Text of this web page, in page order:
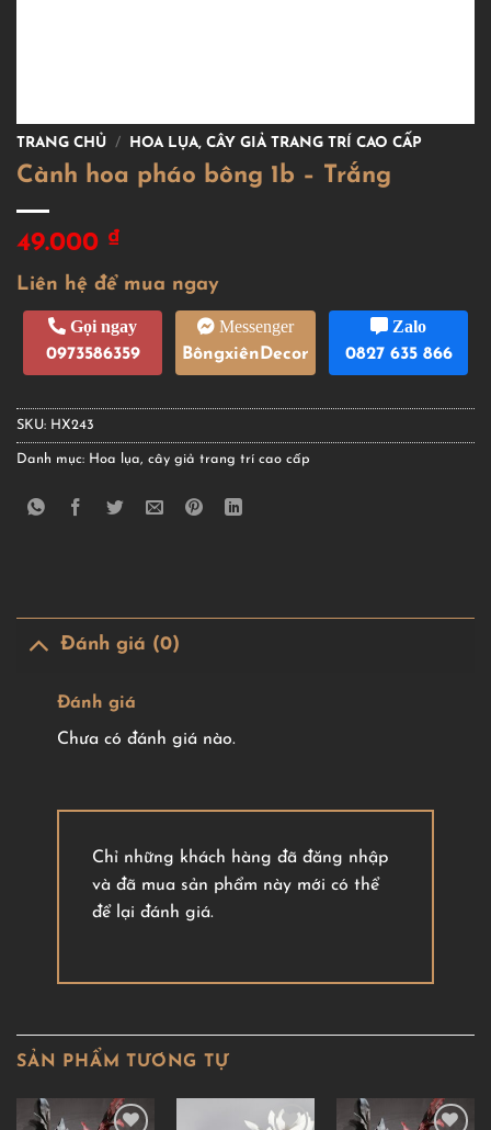
TRANG CHỦ / HOA LỤA, CÂY GIẢ TRANG TRÍ CAO CẤP
Cành hoa pháo bông 1b – Trắng
49.000 ₫
Liên hệ để mua ngay
Gọi ngay
0973586359
Messenger
BôngxiênDecor
Zalo
0827 635 866
SKU: HX243
Danh mục: Hoa lụa, cây giả trang trí cao cấp
Đánh giá (0)
Đánh giá
Chưa có đánh giá nào.
Chỉ những khách hàng đã đăng nhập
và đã mua sản phẩm này mới có thể
để lại đánh giá.
SẢN PHẨM TƯƠNG TỰ